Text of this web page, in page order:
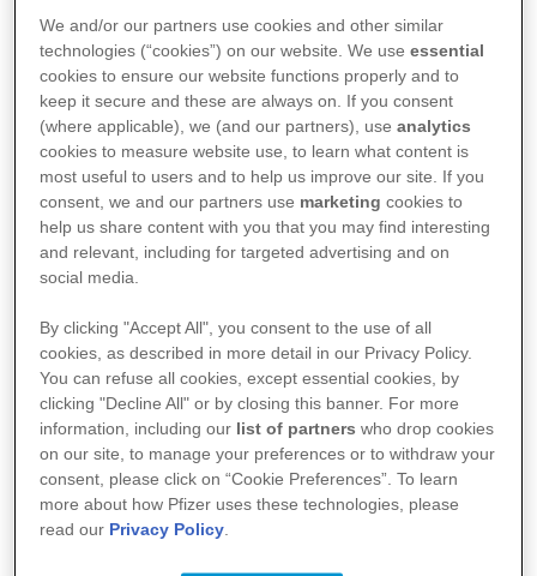
Online “A dire il vero", l’iniziativa di Pfizer
Italia per favorire la media literacy
14 ottobre 2024
Pfizer raccoglie la sfida della
progetto che promuove la comunicazione
responsabile, l'informazione giornalistica
corretta e il pre-bunking rispetto ai temi di
ambito medico-scientifico: è online il sito
dell'iniziativa, raggiungibile all'indirizzo
We and/or our partners use cookies and other similar
technologies (“cookies”) on our website. We useessential
cookies to ensure our website functions properly and to
keep it secure and these are always on. If you consent
(where applicable), we (and our partners), useanalytics
cookies to measure website use, to learn what content is
most useful to users and to help us improve our site. If you
consent, we and our partners use marketing cookies to
help us share content with you that you may find interesting
and relevant, including for targeted advertising and on
social media.
By clicking "Accept All", you consent to the use of all
cookies, as described in more detail in our Privacy Policy.
You can refuse all cookies, except essential cookies, by
clicking "Decline All" or by closing this banner. For more
information, including our list of partners who drop cookies
on our site, to manage your preferences or to withdraw your
consent, please click on “Cookie Preferences”. To learn
more about how Pfizer uses these technologies, please
read our Privacy Policy.